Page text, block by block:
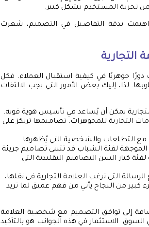
من تجربة المستخدم بشكل كبير.
بدقة التفاصيل في التصميم، شعرت
جوهريًا في كيفية استقبال العملاء. فكل
لذا، إليك بعض الأمور التي يجب الالتفات
يمكن أن يُساعد في تأسيس هوية قوية.
التجارية للمجوهرات. تصاميمها ترتكز على
مع التطلعات والشخصية التي يُظهرها
لفئة الشباب قد تتبنى تصاميم جريئة
كبار السن التصاميم التقليدية التي
التي ترغب العلامة التجارية في نقلها،
كبير من النجاح يأتي من فهم عميق لما تريد
إلى توافق التصميم مع شخصية العلامة
السوق. الاستثمار في هذه الجوانب هو بالتأكيد